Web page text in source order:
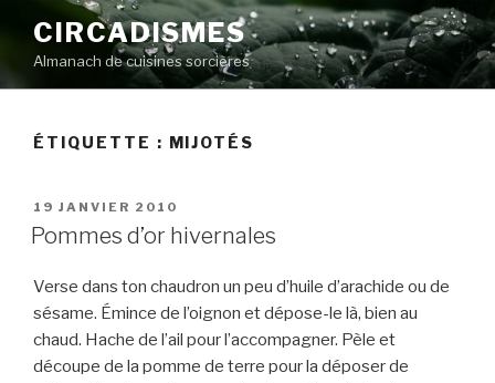
contenu
principal
CIRCADISMES
Almanach de cuisines sorcières
ÉTIQUETTE : MIJOTÉS
PUBLIÉ
LE
19 JANVIER 2010
Pommes d’or hivernales
Verse dans ton chaudron un peu d’huile d’arachide ou de
sésame. Émince de l’oignon et dépose-le là, bien au
chaud. Hache de l’ail pour l’accompagner. Pèle et
découpe de la pomme de terre pour la déposer de